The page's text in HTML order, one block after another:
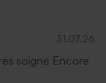
31.07.26
soigné Encore